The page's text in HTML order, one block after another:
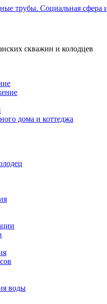
трубы. Социальная сфера
скважин и колодцев
дома и коттеджа
воды